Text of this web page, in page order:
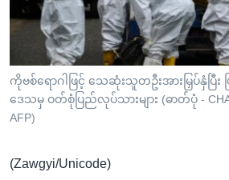
စာမျက်နှာ
ကြည့်
ရန်
ရှာဖွေ
နေရာ
ဗွီအိုအေ လူမှုကွန်ယက်များ
ဘာသာစကားများ
ကိုဗစ်ရောဂါဖြင့် သေဆုံးသူတဦးအားမြှပ်နှံပြီး
ဒေသမှ ဝတ်စုံပြည်လုပ်သားများ (ဓာတ်ပုံ -
AFP)
(Zawgyi/Unicode)